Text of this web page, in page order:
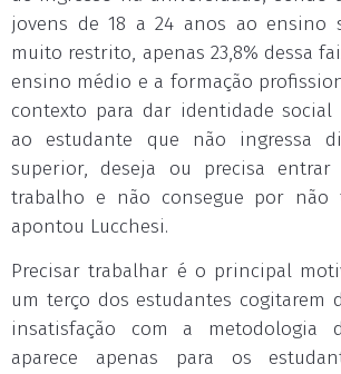
jovens de 18 a 24 anos ao ensino
muito restrito, apenas 23,8% dessa
ensino médio e a formação
contexto para dar identidade social
ao estudante que não ingressa
superior, deseja ou precisa
trabalho e não consegue por não
apontou Lucchesi.
Precisar trabalhar é o principal
um terço dos estudantes cogitarem
insatisfação com a metodologia
aparece apenas para os